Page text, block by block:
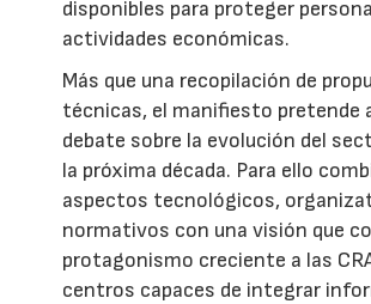
disponibles para proteger
actividades económicas.
Más que una recopilación de
técnicas, el manifiesto pretende
debate sobre la evolución del
la próxima década. Para ello
aspectos tecnológicos,
normativos con una visión que
protagonismo creciente a las
centros capaces de integrar